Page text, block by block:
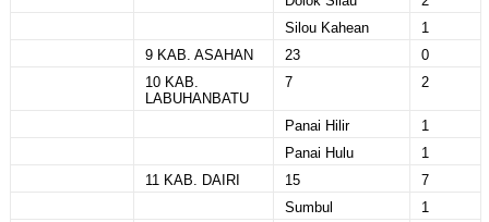
Silou Kahean
1
9 KAB. ASAHAN
23
0
10 KAB.
LABUHANBATU
7 2
Panai Hilir
1
Panai Hulu
1
11 KAB. DAIRI
15
7
Sumbul
1